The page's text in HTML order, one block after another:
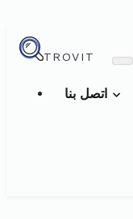
TROVIT